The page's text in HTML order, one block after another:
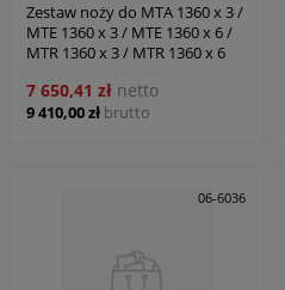
Zestaw noży do MTA 1360 x 3 /
MTE 1360 x 3 / MTE 1360 x 6 /
MTR 1360 x 3 / MTR 1360 x 6
9 410,00 zł brutto
7 650,41 zł netto
06-6036